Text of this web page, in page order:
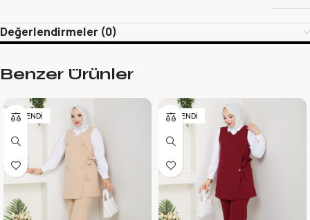
Değerlendirmeler (0)
Benzer Ürünler
TÜKENDI TÜKENDI